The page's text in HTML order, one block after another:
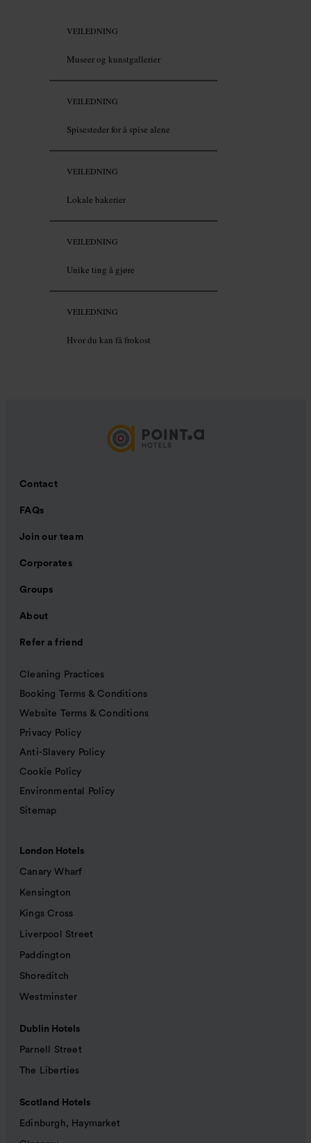
VEILEDNING
Museer og kunstgallerier
VEILEDNING
Spisesteder for å spise alene
VEILEDNING
Lokale bakerier
VEILEDNING
Unike ting å gjøre
VEILEDNING
Hvor du kan få frokost
Contact
FAQs
Join our team
Corporates
Groups
About
Refer a friend
Cleaning Practices
Booking Terms & Conditions
Website Terms & Conditions
Privacy Policy
Anti-Slavery Policy
Cookie Policy
Environmental Policy
Sitemap
London Hotels
Canary Wharf
Kensington
Kings Cross
Liverpool Street
Paddington
Shoreditch
Westminster
Dublin Hotels
Parnell Street
The Liberties
Scotland Hotels
Edinburgh, Haymarket